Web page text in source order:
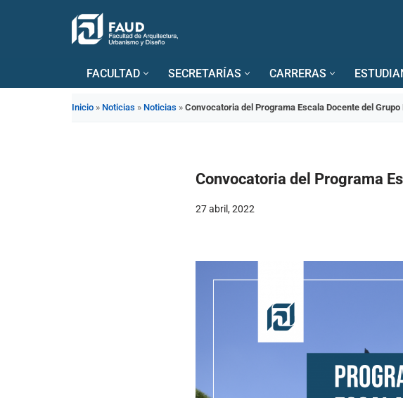
FACULTAD SECRETARÍAS CARRERAS
Inicio » Noticias » Noticias » Convocatoria del Programa Escala Docente del
Convocatoria del Programa
27 abril, 2022